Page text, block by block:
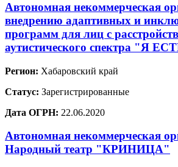
Автономная некоммерческая
внедрению адаптивных и
программ для лиц с
аутистического спектра "Я
Регион: Хабаровский край
Статус: Зарегистрированные
Дата ОГРН: 22.06.2020
Автономная некоммерческая
Народный театр "КРИНИЦА"